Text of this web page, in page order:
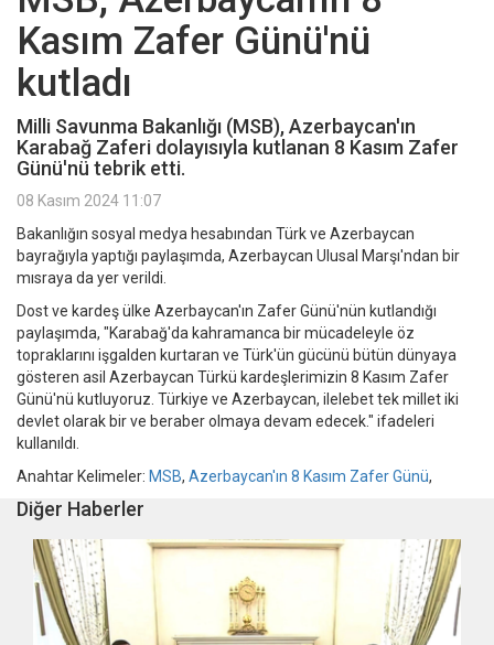
Kasım Zafer Günü'nü
kutladı
Milli Savunma Bakanlığı (MSB), Azerbaycan'ın
Karabağ Zaferi dolayısıyla kutlanan 8 Kasım Zafer
Günü'nü tebrik etti.
08 Kasım 2024 11:07
Bakanlığın sosyal medya hesabından Türk ve Azerbaycan
bayrağıyla yaptığı paylaşımda, Azerbaycan Ulusal Marşı'ndan bir
mısraya da yer verildi.
Dost ve kardeş ülke Azerbaycan'ın Zafer Günü'nün kutlandığı
paylaşımda, "Karabağ'da kahramanca bir mücadeleyle öz
topraklarını işgalden kurtaran ve Türk'ün gücünü bütün dünyaya
gösteren asil Azerbaycan Türkü kardeşlerimizin 8 Kasım Zafer
Günü'nü kutluyoruz. Türkiye ve Azerbaycan, ilelebet tek millet iki
devlet olarak bir ve beraber olmaya devam edecek." ifadeleri
kullanıldı.
Anahtar Kelimeler: MSB, Azerbaycan'ın 8 Kasım Zafer Günü,
Diğer Haberler